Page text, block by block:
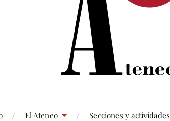
El Ateneo Secciones y actividades